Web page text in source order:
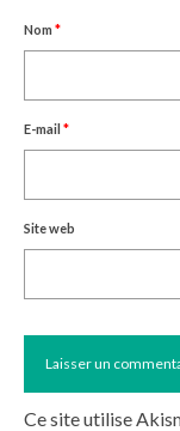
Nom *
E-mail *
Site web
Ce site utilise